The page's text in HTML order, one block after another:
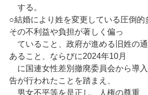
する。
○結婚により姓を変更している圧倒的
その不利益や負担が著しく偏っ
ていること、政府が進める旧姓の
あること、ならびに2024年10月
に国連女性差別撤廃委員会から導
告が行われたことを踏まえ、
男女不平等を是正し、人権の尊重